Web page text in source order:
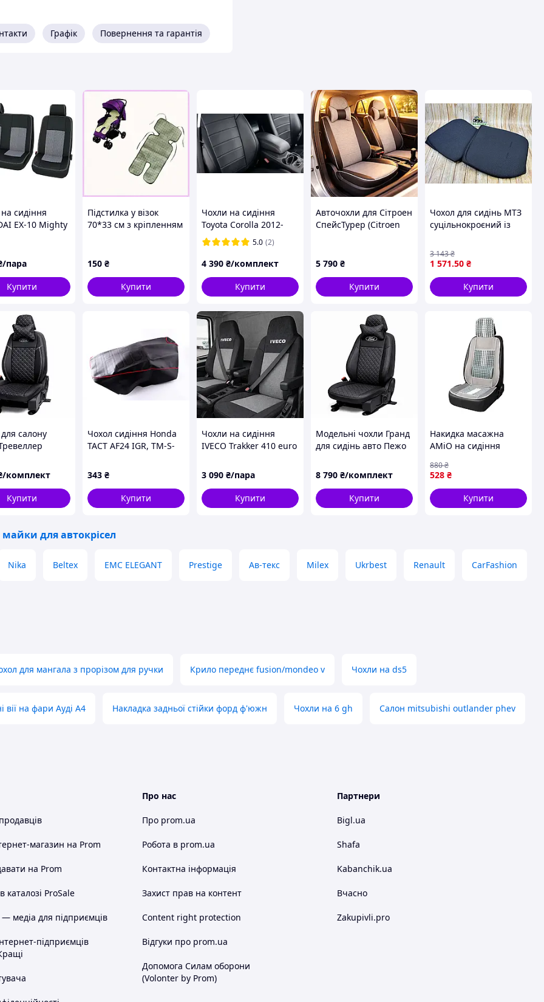
Графік Повернення та гарантія
сидіння
EX-10 Mighty
кабіни
пара
Купити
Підстилка у візок
70*33 см з кріпленням
150 ₴
Купити
Чохли на сидіння
Toyota Corolla 2012-
(без заднього
підлокітника),
екошкіра, чорні
5.0 (2)
4 390 ₴/комплект
Купити
Авточохли для Сітроен
СпейсТурер (Citroen
5 790 ₴
Купити
Чохол для сидінь МТЗ
суцільнокроєний із
см для спинки та
сидіння TDX PREMIUM
1 571.50 ₴
3 143₴
Купити
салону
квадрат
комплект
Купити
Чохол сидіння Honda
TACT AF24 IGR, TM-S-
343 ₴
Купити
Чохли на сидіння
IVECO Trakker 410 euro
жаккард, чохли до
кабіни вантажного
авто
3 090 ₴/пара
Купити
Модельні чохли Гранд
для сидінь авто Пежо
Partner) чорний
квадрат
8 790 ₴/комплект
Купити
Накидка масажна
AMiO на сидіння
528 ₴
880₴
Купити
для автокрісел
Nika Beltex EMC ELEGANT Prestige Ав-текс Milex Ukrbest Renault CarFashion
для мангала з прорізом для ручки Крило переднє fusion/mondeo v Чохли на ds5
вії на фари Ауді А4 Накладка задньої стійки форд ф'южн Чохли на 6 gh Салон mitsubishi outlander phev
магазин на Prom
на Prom
каталозі ProSale
медіа для підприємців
підприємців
Про нас
Про prom.ua
Робота в prom.ua
Контактна інформація
Захист прав на контент
Content right protection
Відгуки про prom.ua
Допомога Силам оборони
(Volonter by Prom)
Партнери
Bigl.ua
Shafa
Kabanchik.ua
Вчасно
Zakupivli.pro